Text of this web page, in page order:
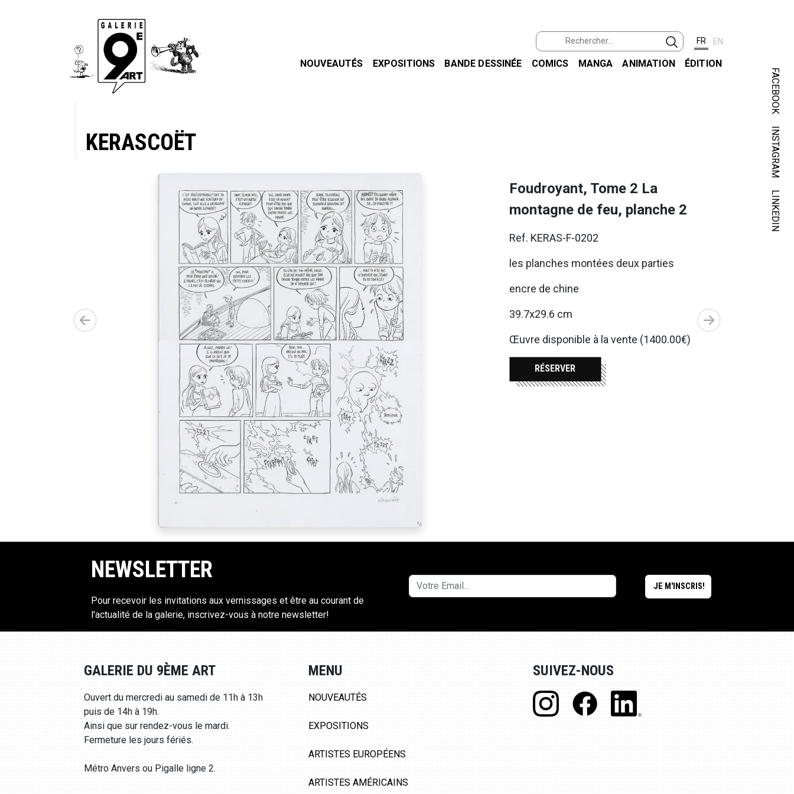
FR EN
NOUVEAUTÉS EXPOSITIONS BANDE DESSINÉE COMICS MANGA ANIMATION ÉDITION
FACEBOOK
INSTAGRAM
LINKEDIN
KERASCOËT
Foudroyant, Tome 2 La
montagne de feu, planche 2
Ref. KERAS-F-0202
les planches montées deux parties
encre de chine
39.7x29.6 cm
Œuvre disponible à la vente (1400.00€)
RÉSERVER
NEWSLETTER
Pour recevoir les invitations aux vernissages et être au courant de
l'actualité de la galerie, inscrivez-vous à notre newsletter!
GALERIE DU 9ÈME ART
Ouvert du mercredi au samedi de 11h à 13h
puis de 14h à 19h.
Ainsi que sur rendez-vous le mardi.
Fermeture les jours fériés.
Métro Anvers ou Pigalle ligne 2.
MENU
NOUVEAUTÉS
EXPOSITIONS
ARTISTES EUROPÉENS
ARTISTES AMÉRICAINS
SUIVEZ-NOUS